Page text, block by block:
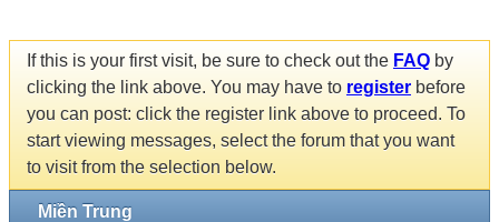
If this is your first visit, be sure to check out the FAQ by
clicking the link above. You may have to register before
you can post: click the register link above to proceed. To
start viewing messages, select the forum that you want
to visit from the selection below.
Miền Trung